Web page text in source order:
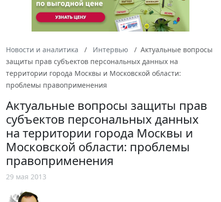
Новости и аналитика Интервью
Актуальные вопросы
защиты прав субъектов персональных данных на
территории города Москвы и Московской области:
проблемы правоприменения
Актуальные вопросы защиты прав
субъектов персональных данных
на территории города Москвы и
Московской области: проблемы
правоприменения
29 мая 2013